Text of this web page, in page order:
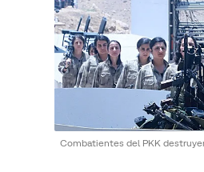
Combatientes del PKK